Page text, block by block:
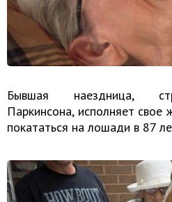
Бывшая наездница,
Паркинсона, исполняет свое
покататься на лошади в 87